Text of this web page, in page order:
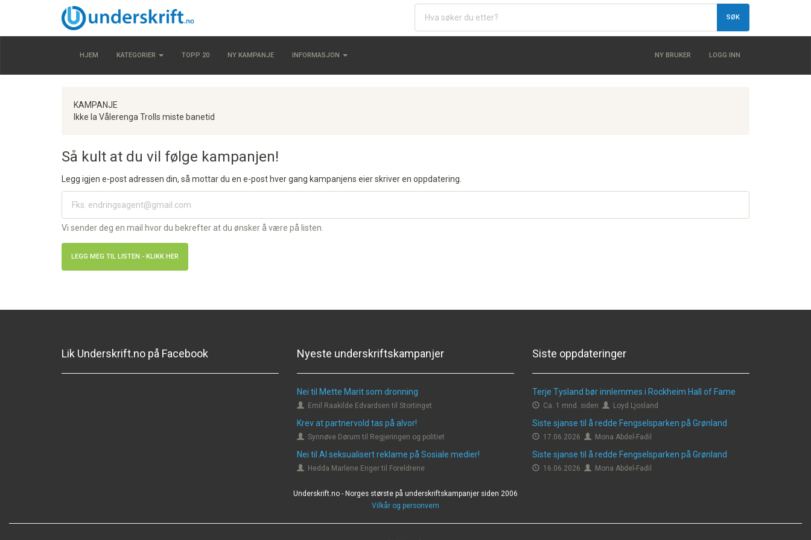
SØK
HJEM KATEGORIER TOPP 20 NY KAMPANJE INFORMASJON NY BRUKER LOGG INN
KAMPANJE
Ikke la Vålerenga Trolls miste banetid
Så kult at du vil følge kampanjen!
Legg igjen e-post adressen din, så mottar du en e-post hver gang kampanjens eier skriver en oppdatering.
Vi sender deg en mail hvor du bekrefter at du ønsker å være på listen.
Lik Underskrift.no på Facebook Nyeste underskriftskampanjer
Nei til Mette Marit som dronning
Emil Raakilde Edvardsen til Stortinget
Krev at partnervold tas på alvor!
Synnøve Dørum til Regjeringen og politiet
Nei til AI seksualisert reklame på Sosiale medier!
Hedda Marlene Enger til Foreldrene
Siste oppdateringer
Terje Tysland bør innlemmes i Rockheim Hall of Fame
Ca. 1 mnd. siden Loyd Ljosland
Siste sjanse til å redde Fengselsparken på Grønland
17.06.2026 Mona Abdel-Fadil
Siste sjanse til å redde Fengselsparken på Grønland
16.06.2026 Mona Abdel-Fadil
Underskrift.no - Norges største på underskriftskampanjer siden 2006
Vilkår og personvern